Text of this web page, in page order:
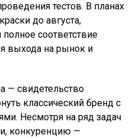
тестов. В планах
до августа,
соответствие
выхода на рынок и
— свидетельство
классический бренд с
Несмотря на ряд задач
конкуренцию —